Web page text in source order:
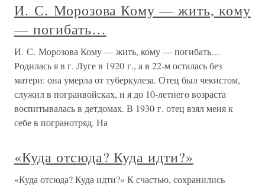
И. С. Морозова Кому — жить, кому
— погибать…
И. С. Морозова Кому — жить, кому — погибать…
Родилась я в г. Луге в 1920 г., а в 22-м осталась без
матери: она умерла от туберкулеза. Отец был чекистом,
служил в погранвойсках, и я до 10-летнего возраста
воспитывалась в детдомах. В 1930 г. отец взял меня к
себе в погранотряд. На
«Куда отсюда? Куда идти?»
«Куда отсюда? Куда идти?» К счастью, сохранились